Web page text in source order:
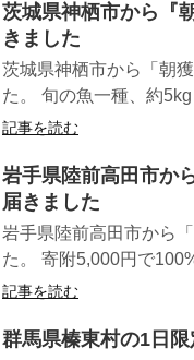
茨城県神栖市から『
きました
茨城県神栖市から「朝
た。 旬の魚一種、約
記事を読む
岩手県陸前高田市か
届きました
岩手県陸前高田市から
た。 寄附5,000円で
記事を読む
群馬県榛東村の1日